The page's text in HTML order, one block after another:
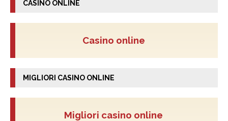
CASINO ONLINE
Casino online
MIGLIORI CASINO ONLINE
Migliori casino online